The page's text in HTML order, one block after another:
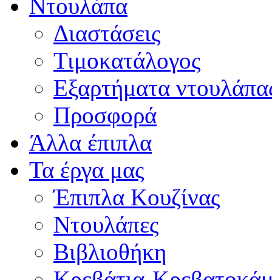
Ντουλάπα
Διαστάσεις
Τιμοκατάλογος
Εξαρτήματα
Προσφορά
Άλλα έπιπλα
Τα έργα μας
Έπιπλα Κουζίνας
Ντουλάπες
Βιβλιοθήκη